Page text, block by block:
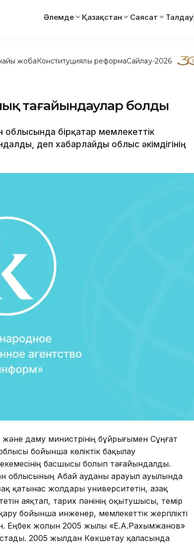
Әлемде Қазақстан Саясат Талдау
жобаКонституциялық реформаСайлау-2026
тағайындаулар болды
облысында бірқатар мемлекеттік
деп хабарлайды облыс әкімдігінің
және даму министрiнiң бұйрығымен Сұңғат
бойынша көлiктiк бақылау
басшысы болып тағайындалды.
облысының Абай ауданы Қарауыл ауылында
қатынас жолдары университетiн, Қазақ
аяқтап, тарих пәнiнiң оқытушысы, темiр
бойынша инженер, мемлекеттiк жергiлiктi
Еңбек жолын 2005 жылы «Е.А.Рахымжанов»
2005 жылдан Көкшетау қаласында